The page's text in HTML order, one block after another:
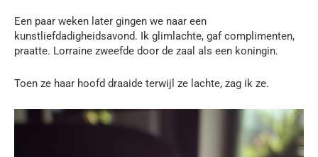
Een paar weken later gingen we naar een
kunstliefdadigheidsavond. Ik glimlachte, gaf complimenten,
praatte. Lorraine zweefde door de zaal als een koningin.
Toen ze haar hoofd draaide terwijl ze lachte, zag ik ze.